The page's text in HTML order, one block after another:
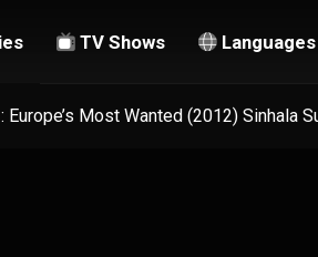
TV Shows Languages
Europe’s Most Wanted (2012)